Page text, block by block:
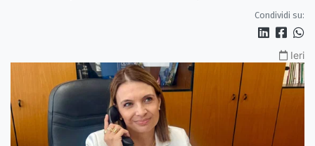
Condividi su:
Ieri